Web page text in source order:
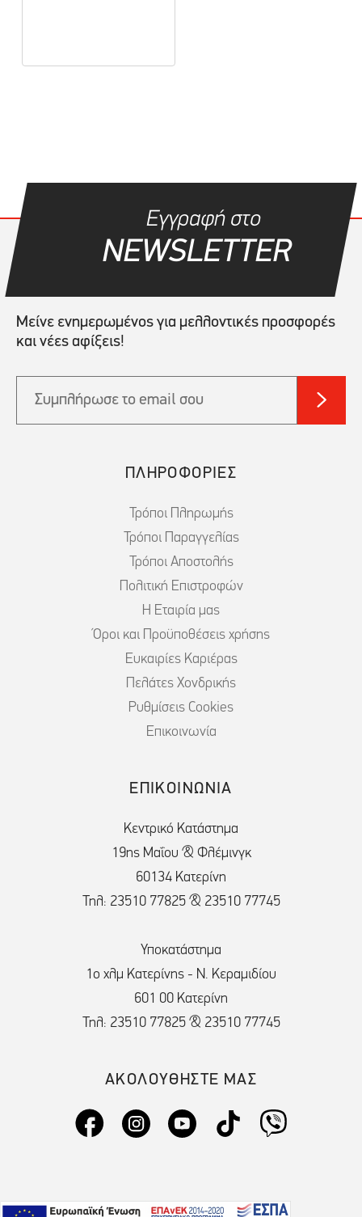
Εγγραφή στο
NEWSLETTER
Μείνε ενημερωμένος για μελλοντικές προσφορές
και νέες αφίξεις!
ΠΛΗΡΟΦΟΡΙΕΣ
Τρόποι Πληρωμής
Τρόποι Παραγγελίας
Τρόποι Αποστολής
Πολιτική Επιστροφών
Η Εταιρία μας
Όροι και Προϋποθέσεις χρήσης
Ευκαιρίες Καριέρας
Πελάτες Χονδρικής
Ρυθμίσεις Cookies
Επικοινωνία
ΕΠΙΚΟΙΝΩΝΙΑ
Κεντρικό Κατάστημα
19ης Μαΐου & Φλέμινγκ
60134 Κατερίνη
Τηλ: 23510 77825 & 23510 77745
Υποκατάστημα
1ο χλμ Κατερίνης - Ν. Κεραμιδίου
601 00 Κατερίνη
Τηλ: 23510 77825 & 23510 77745
ΑΚΟΛΟΥΘΗΣΤΕ ΜΑΣ